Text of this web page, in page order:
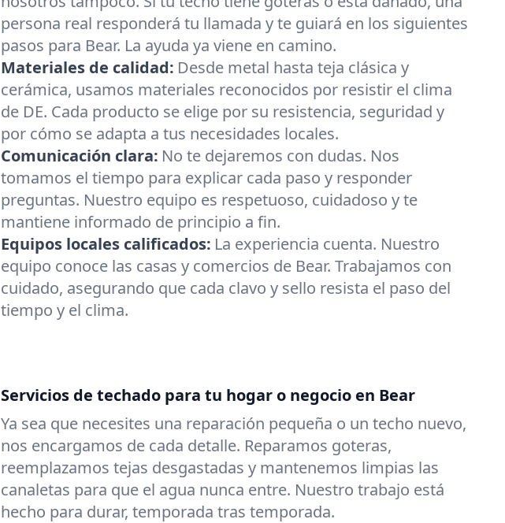
persona real responderá tu llamada y te guiará en los siguientes
pasos para Bear. La ayuda ya viene en camino.
Materiales de calidad: Desde metal hasta teja clásica y
cerámica, usamos materiales reconocidos por resistir el clima
de DE. Cada producto se elige por su resistencia, seguridad y
por cómo se adapta a tus necesidades locales.
Comunicación clara: No te dejaremos con dudas. Nos
tomamos el tiempo para explicar cada paso y responder
preguntas. Nuestro equipo es respetuoso, cuidadoso y te
mantiene informado de principio a fin.
Equipos locales calificados: La experiencia cuenta. Nuestro
equipo conoce las casas y comercios de Bear. Trabajamos con
cuidado, asegurando que cada clavo y sello resista el paso del
tiempo y el clima.
Servicios de techado para tu hogar o negocio en Bear
Ya sea que necesites una reparación pequeña o un techo nuevo,
nos encargamos de cada detalle. Reparamos goteras,
reemplazamos tejas desgastadas y mantenemos limpias las
canaletas para que el agua nunca entre. Nuestro trabajo está
hecho para durar, temporada tras temporada.